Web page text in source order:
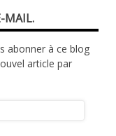
MAIL.
abonner à ce blog
article par